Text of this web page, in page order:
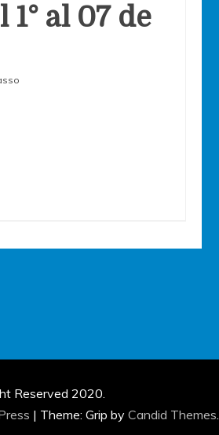
al 07 de
Reserved 2020.
| Theme: Grip by Candid Themes.